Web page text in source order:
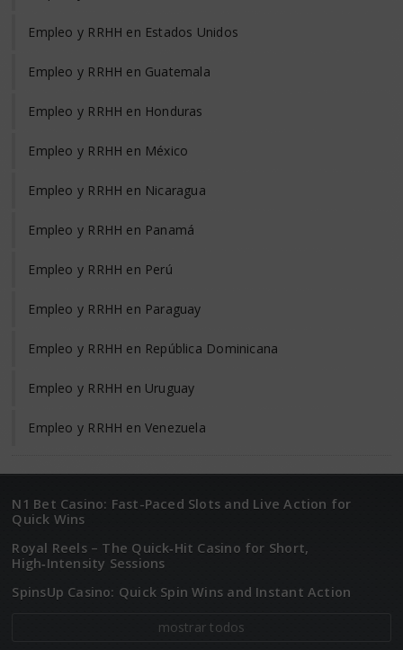
Empleo y RRHH en Estados Unidos
Empleo y RRHH en Guatemala
Empleo y RRHH en Honduras
Empleo y RRHH en México
Empleo y RRHH en Nicaragua
Empleo y RRHH en Panamá
Empleo y RRHH en Perú
Empleo y RRHH en Paraguay
Empleo y RRHH en República Dominicana
Empleo y RRHH en Uruguay
Empleo y RRHH en Venezuela
N1 Bet Casino: Fast-Paced Slots and Live Action for
Quick Wins
Royal Reels – The Quick‑Hit Casino for Short,
High‑Intensity Sessions
SpinsUp Casino: Quick Spin Wins and Instant Action
mostrar todos